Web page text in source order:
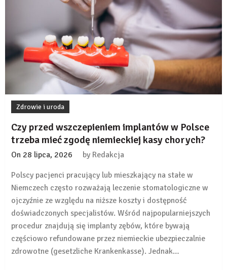
obejmuje
tylko
nagłe
przypadki?
Zdrowie i uroda
Czy przed wszczepieniem implantów w Polsce
trzeba mieć zgodę niemieckiej kasy chorych?
On 28 lipca, 2026 by Redakcja
Polscy pacjenci pracujący lub mieszkający na stałe w
Niemczech często rozważają leczenie stomatologiczne w
ojczyźnie ze względu na niższe koszty i dostępność
doświadczonych specjalistów. Wśród najpopularniejszych
procedur znajdują się implanty zębów, które bywają
częściowo refundowane przez niemieckie ubezpieczalnie
zdrowotne (gesetzliche Krankenkasse). Jednak…